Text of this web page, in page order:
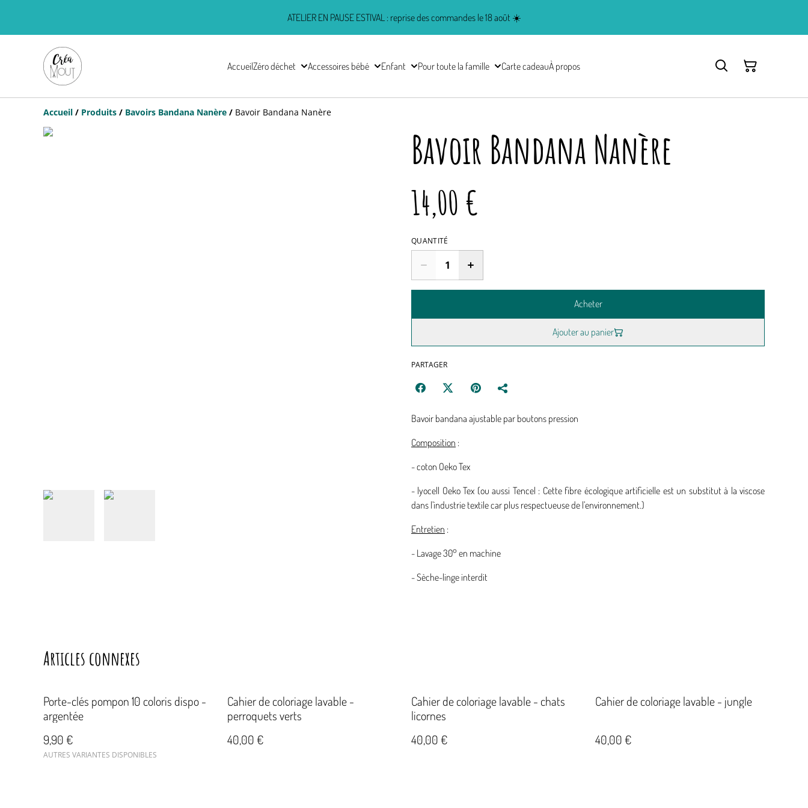
ATELIER EN PAUSE ESTIVAL : reprise des commandes le 18 août ☀️
AccueilZéro déchet Accessoires bébé Enfant Pour toute la famille Carte cadeauÀ propos
Accueil / Produits / Bavoirs Bandana Nanère / Bavoir Bandana Nanère
Bavoir Bandana Nanère
14,00 €
QUANTITÉ
Acheter
Ajouter au panier
PARTAGER
Bavoir bandana ajustable par boutons pression
Composition :
- coton Oeko Tex
- lyocell Oeko Tex (ou aussi Tencel : Cette fibre écologique artificielle est un substitut à la viscose
dans l’industrie textile car plus respectueuse de l’environnement.)
Entretien :
- Lavage 30° en machine
- Sèche-linge interdit
Articles connexes
Porte-clés pompon 10 coloris dispo -
argentée
9,90 €
AUTRES VARIANTES DISPONIBLES
Cahier de coloriage lavable -
perroquets verts
40,00 €
Cahier de coloriage lavable - chats
licornes
40,00 €
Cahier de coloriage lavable - jungle
40,00 €